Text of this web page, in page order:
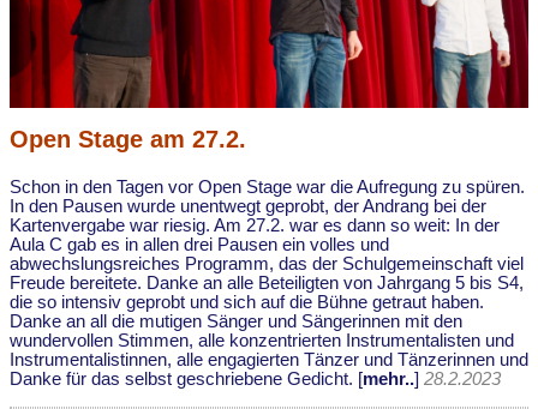
Open Stage am 27.2.
Schon in den Tagen vor Open Stage war die Aufregung zu spüren.
In den Pausen wurde unentwegt geprobt, der Andrang bei der
Kartenvergabe war riesig. Am 27.2. war es dann so weit: In der
Aula C gab es in allen drei Pausen ein volles und
abwechslungsreiches Programm, das der Schulgemeinschaft viel
Freude bereitete. Danke an alle Beteiligten von Jahrgang 5 bis S4,
die so intensiv geprobt und sich auf die Bühne getraut haben.
Danke an all die mutigen Sänger und Sängerinnen mit den
wundervollen Stimmen, alle konzentrierten Instrumentalisten und
Instrumentalistinnen, alle engagierten Tänzer und Tänzerinnen und
Danke für das selbst geschriebene Gedicht. [mehr..] 28.2.2023